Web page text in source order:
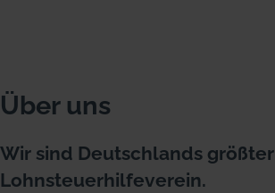
Über uns
Wir sind Deutschlands größter
Lohnsteuerhilfeverein.